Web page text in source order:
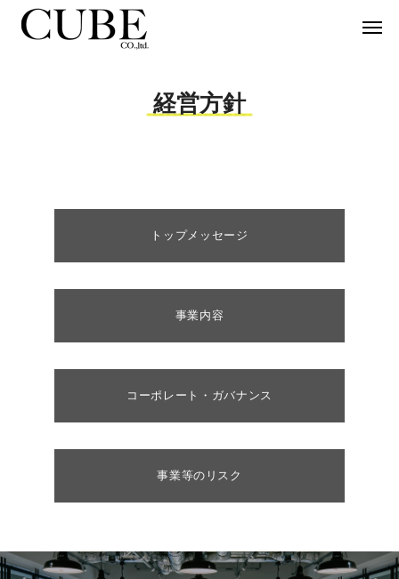
経営方針
トップメッセージ
事業内容
コーポレート・ガバナンス
事業等のリスク